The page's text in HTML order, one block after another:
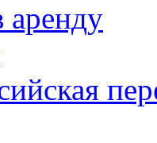
аренду